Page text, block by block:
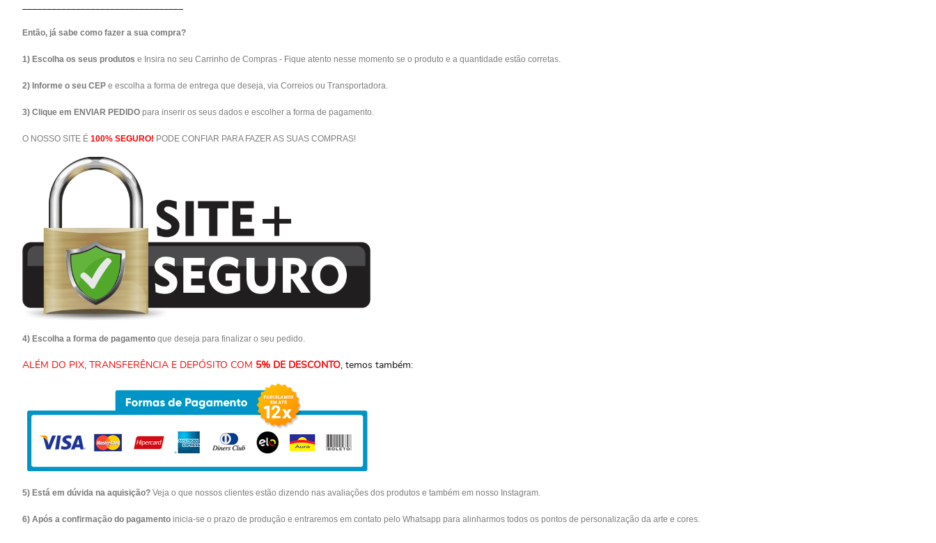
Então, já sabe como fazer a sua compra?
1) Escolha os seus produtos e Insira no seu Carrinho de Compras - Fique atento nesse momento se o produto e a quantidade estão corretas.
2) Informe o seu CEP e escolha a forma de entrega que deseja, via Correios ou Transportadora.
3) Clique em ENVIAR PEDIDO para inserir os seus dados e escolher a forma de pagamento.
O NOSSO SITE É 100% SEGURO! PODE CONFIAR PARA FAZER AS SUAS COMPRAS!
4) Escolha a forma de pagamento que deseja para finalizar o seu pedido.
ALÉM DO PIX, TRANSFERÊNCIA E DEPÓSITO COM 5% DE DESCONTO, temos também:
5) Está em dúvida na aquisição? Veja o que nossos clientes estão dizendo nas avaliações dos produtos e também em nosso Instagram.
6) Após a confirmação do pagamento inicia-se o prazo de produção e entraremos em contato pelo Whatsapp para alinharmos todos os pontos de personalização da arte e cores.